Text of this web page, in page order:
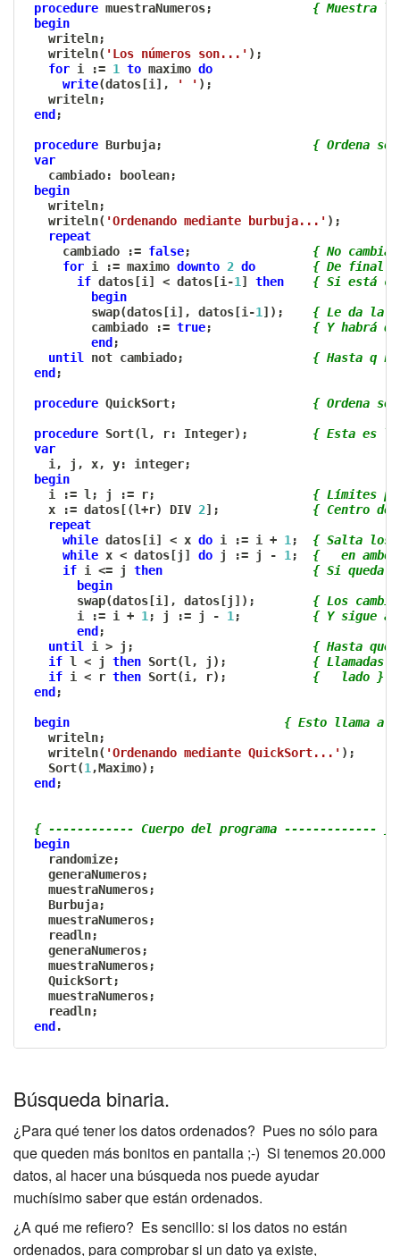
procedure muestraNumeros;
{ Muestra
begin
   writeln
;
   writeln
( 'Los números son...' ) ;
for i := 1 to maximo do
write(datos [i] , ' ' ) ;
   writeln
;
end ;
procedure Burbuja;
{ Ordena
var
   cambiado
: boolean;
begin
   writeln
;
   writeln
( 'Ordenando mediante burbuja...' ) ;
repeat
     cambiado
:= false;
{ No cambia
for i := maximo downto 2 do
{ De final
if datos [i] < datos [i-1] then
{ Si está
begin
         swap
(datos [i] , datos [i-1] ) ;
{ Le da la
         cambiado
:= true;
{ Y habrá
end ;
until not cambiado;
{ Hasta q
end ;
procedure QuickSort; { Ordena
procedure Sort(l, r: Integer) ;
{ Esta es
var
   i
, j , x, y: integer;
begin
   i
:= l; j := r;
{ Límites
   x
:= datos [(l+r) DIV 2] ;
{ Centro de
repeat
while datos [i] < x do i := i + 1;
{ Salta los
while x < datos [j ] do j := j - 1;
{   en
if i <= j then
{ Si queda
begin
       swap
(datos [i] , datos [j ] ) ;
{ Los
       i
:= i + 1; j := j - 1;
{ Y sigue
end ;
until i > j ;
{ Hasta que
if l < j then Sort(l, j ) ;
{ Llamadas
if i < r then Sort(i, r) ;
{   lado }
end ;
begin
{ Esto llama a
   writeln
;
   writeln
( 'Ordenando mediante QuickSort...' ) ;
   Sort
(1,Maximo) ;
end ;
{ ------------ Cuerpo del programa ------------- }
begin
   randomize
;
   generaNumeros
;
   muestraNumeros
;
   Burbuja
;
   muestraNumeros
;
   readln
;
   generaNumeros
;
   muestraNumeros
;
   QuickSort
;
   muestraNumeros
;
   readln
;
end .
Búsqueda binaria.
¿Para qué tener los datos ordenados? Pues no sólo para
que queden más bonitos en pantalla ;-) Si tenemos 20.000
datos, al hacer una búsqueda nos puede ayudar
muchísimo saber que están ordenados.
¿A qué me refiero? Es sencillo: si los datos no están
ordenados, para comprobar si un dato ya existe,